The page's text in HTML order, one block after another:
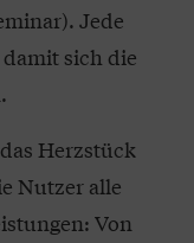
Jede
sich die
Herzstück
Nutzer alle
Von